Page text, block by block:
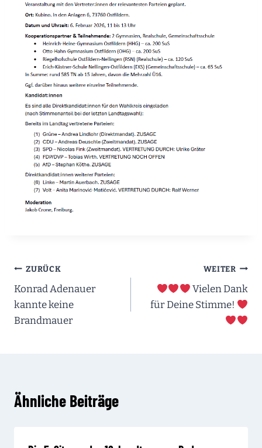
Beitragsnavigation
ZURÜCK
Konrad Adenauer
kannte keine
Brandmauer
WEITER
Vielen Dank
für Deine Stimme!
Ähnliche Beiträge